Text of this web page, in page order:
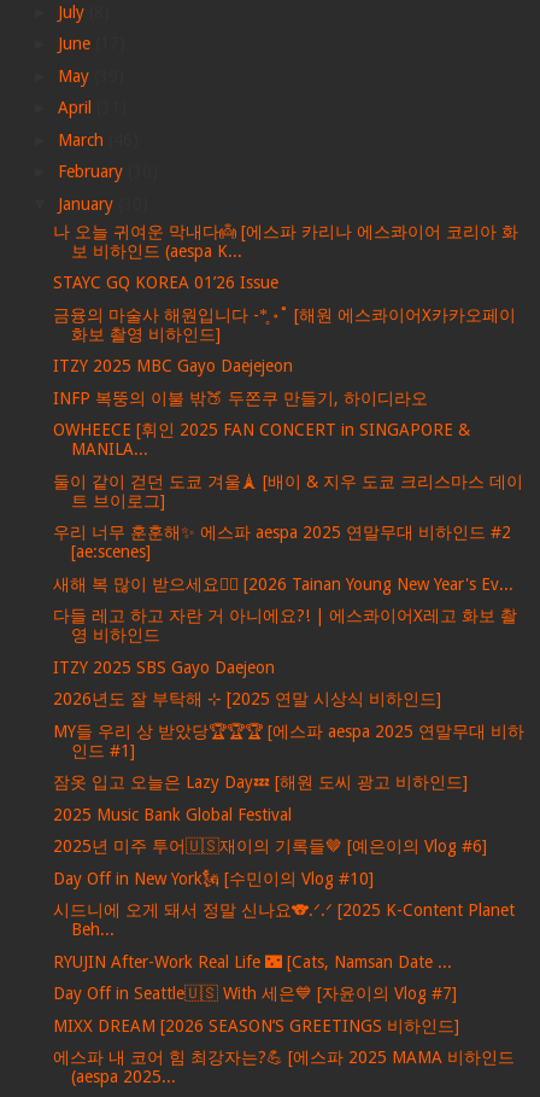
July
June
May
April
March
February
January
나 오늘 귀여운 막내다👼 [에스파 카리나 에스콰이어 코리아 화
보 비하인드 (aespa K...
STAYC GQ KOREA 01’26 Issue
금융의 마술사 해원입니다 -*̥ ॰˚ [해원 에스콰이어X카카오페이
화보 촬영 비하인드]
ITZY 2025 MBC Gayo Daejejeon
INFP 복뚱의 이불 밖🍑 두쫀쿠 만들기, 하이디라오
OWHEECE [휘인 2025 FAN CONCERT in SINGAPORE &
MANILA...
둘이 같이 걷던 도쿄 겨울🗼 [배이 & 지우 도쿄 크리스마스 데이
트 브이로그]
우리 너무 훈훈해✨ 에스파 aespa 2025 연말무대 비하인드 #2
[ae:scenes]
새해 복 많이 받으세요🙇‍♀️ [2026 Tainan Young New Year's Ev...
다들 레고 하고 자란 거 아니에요?! | 에스콰이어X레고 화보 촬
영 비하인드
ITZY 2025 SBS Gayo Daejeon
2026년도 잘 부탁해 ⊹ ࣪[2025 연말 시상식 비하인드]
MY들 우리 상 받았당🏆🏆🏆 [에스파 aespa 2025 연말무대 비하
인드 #1]
잠옷 입고 오늘은 Lazy Day💤 [해원 도씨 광고 비하인드]
2025 Music Bank Global Festival
2025년 미주 투어🇺🇸재이의 기록들🤎 [예은이의 Vlog #6]
Day Off in New York🗽 [수민이의 Vlog #10]
시드니에 오게 돼서 정말 신나요🐨.ᐟ.ᐟ [2025 K-Content Planet
Beh...
RYUJIN After-Work Real Life 🌃 [Cats, Namsan Date ...
Day Off in Seattle🇺🇸 With 세은💙 [자윤이의 Vlog #7]
MIXX DREAM [2026 SEASON’S GREETINGS 비하인드]
에스파 내 코어 힘 최강자는?💪 [에스파 2025 MAMA 비하인드
(aespa 2025...